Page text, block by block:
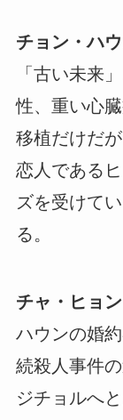
チョン・ハ
「古い未来
性、重い心
移植だけだ
恋人である
ズを受けて
る。
チャ・ヒョ
ハウンの婚
続殺人事件
ジチョルへ